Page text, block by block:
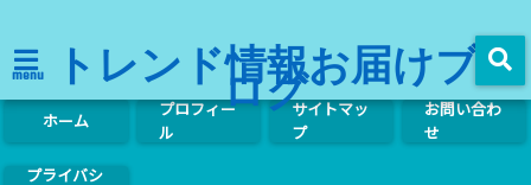
menu トレンド情報お届けブ
ログ
ホーム
プロフィー
ル
サイトマッ
プ
お問い合わ
せ
プライバシ